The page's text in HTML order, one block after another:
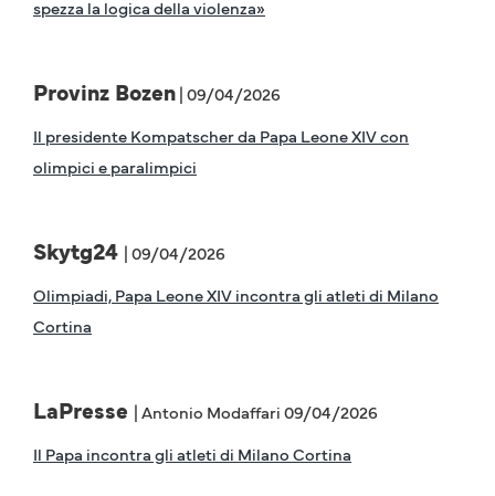
spezza la logica della violenza»
Provinz Bozen| 09/04/2026
Il presidente Kompatscher da Papa Leone XIV con
olimpici e paralimpici
Skytg24 | 09/04/2026
Olimpiadi, Papa Leone XIV incontra gli atleti di Milano
Cortina
LaPresse | Antonio Modaffari 09/04/2026
Il Papa incontra gli atleti di Milano Cortina